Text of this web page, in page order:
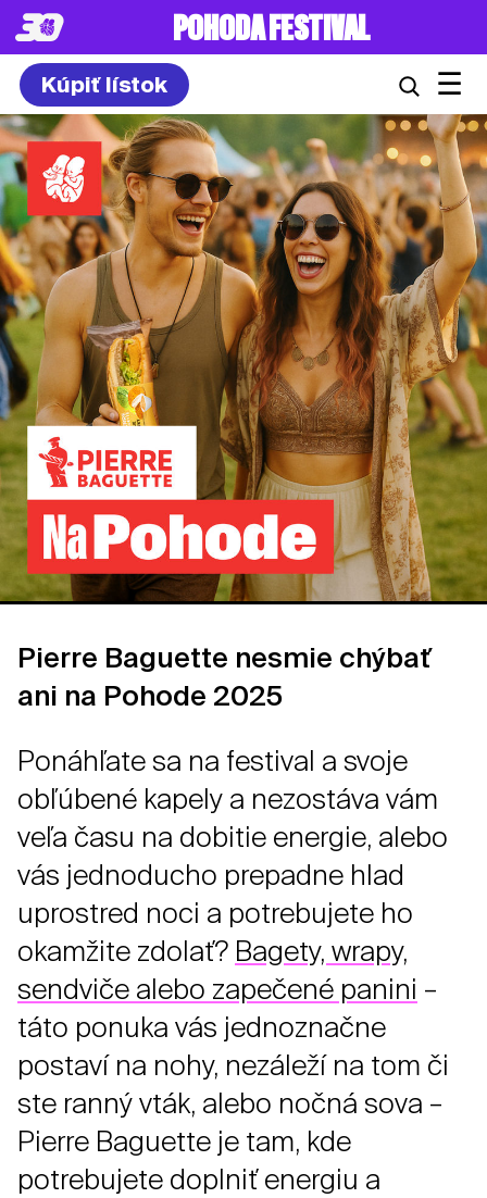
POHODA FESTIVAL
Kúpiť lístok ☰
Pierre Baguette nesmie chýbať
ani na Pohode 2025
Ponáhľate sa na festival a svoje
obľúbené kapely a nezostáva vám
veľa času na dobitie energie, alebo
vás jednoducho prepadne hlad
uprostred noci a potrebujete ho
okamžite zdolať? Bagety, wrapy,
sendviče alebo zapečené panini –
táto ponuka vás jednoznačne
postaví na nohy, nezáleží na tom či
ste ranný vták, alebo nočná sova –
Pierre Baguette je tam, kde
potrebujete doplniť energiu a